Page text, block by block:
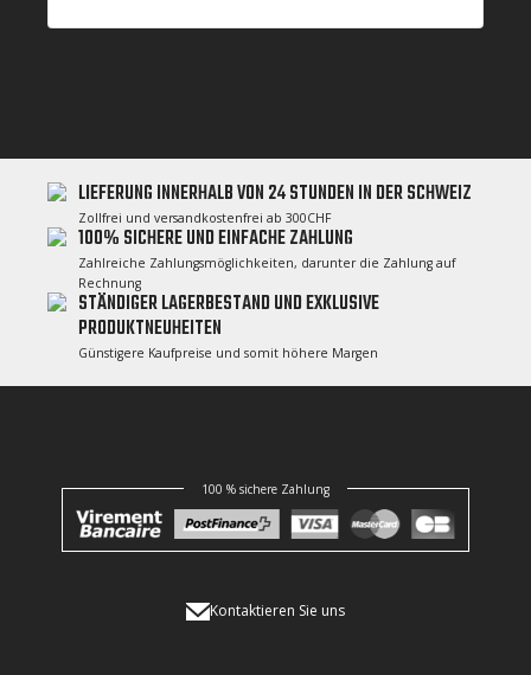
LIEFERUNG INNERHALB VON 24 STUNDEN IN DER SCHWEIZ
Zollfrei und versandkostenfrei ab 300CHF
100% SICHERE UND EINFACHE ZAHLUNG
Zahlreiche Zahlungsmöglichkeiten, darunter die Zahlung auf
Rechnung
STÄNDIGER LAGERBESTAND UND EXKLUSIVE
PRODUKTNEUHEITEN
Günstigere Kaufpreise und somit höhere Margen
100 % sichere Zahlung
Kontaktieren Sie uns